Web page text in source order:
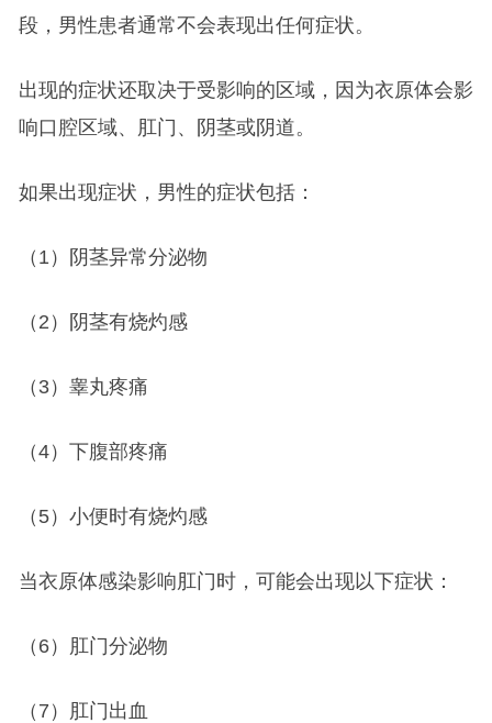
段，男性患者通常不会表现出任何症状。
出现的症状还取决于受影响的区域，因为衣原体会影
响口腔区域、肛门、阴茎或阴道。
如果出现症状，男性的症状包括：
（1）阴茎异常分泌物
（2）阴茎有烧灼感
（3）睾丸疼痛
（4）下腹部疼痛
（5）小便时有烧灼感
当衣原体感染影响肛门时，可能会出现以下症状：
（6）肛门分泌物
（7）肛门出血